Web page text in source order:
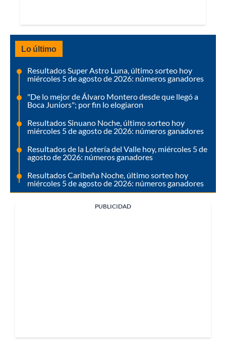
Lo último
Resultados Super Astro Luna, último sorteo hoy
miércoles 5 de agosto de 2026: números ganadores
"De lo mejor de Álvaro Montero desde que llegó a
Boca Juniors"; por fin lo elogiaron
Resultados Sinuano Noche, último sorteo hoy
miércoles 5 de agosto de 2026: números ganadores
Resultados de la Lotería del Valle hoy, miércoles 5 de
agosto de 2026: números ganadores
Resultados Caribeña Noche, último sorteo hoy
miércoles 5 de agosto de 2026: números ganadores
PUBLICIDAD